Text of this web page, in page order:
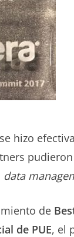
hizo
data
de
de PUE, el